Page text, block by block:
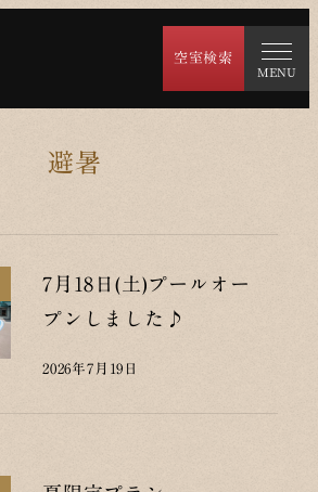
空室検索
MENU
避暑
7月18日(土)プールオー
プンしました♪
投稿日
2026年7月19日